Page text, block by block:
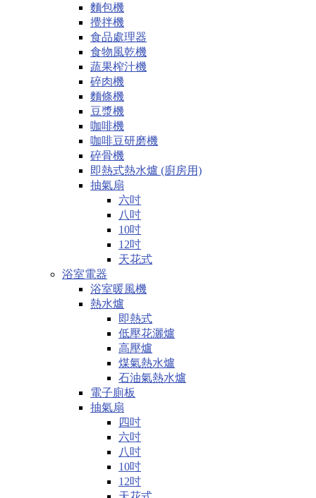
麵包機
攪拌機
食品處理器
食物風乾機
蔬果榨汁機
碎肉機
麵條機
豆漿機
咖啡機
咖啡豆研磨機
碎骨機
即熱式熱水爐 (廚房用)
抽氣扇
六吋
八吋
10吋
12吋
天花式
浴室電器
浴室暖風機
熱水爐
即熱式
低壓花灑爐
高壓爐
煤氣熱水爐
石油氣熱水爐
電子廁板
抽氣扇
四吋
六吋
八吋
10吋
12吋